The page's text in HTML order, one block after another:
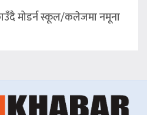
मोडर्न स्कूल/कलेजमा नमूना